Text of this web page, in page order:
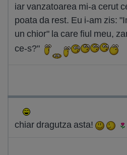
iar vanzatoarea mi-a cerut
poata da rest. Eu i-am zis:
un chior" la care fiul meu,
ce-s?"
chiar dragutza asta!